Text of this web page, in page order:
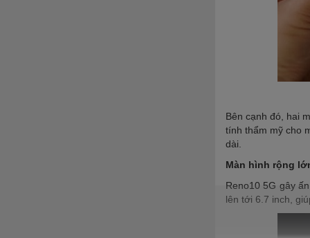
Bên cạnh đó, hai
tính thẩm mỹ cho
dài.
Màn hình rộng
Reno10 5G gây
lên tới 6.7 inch,